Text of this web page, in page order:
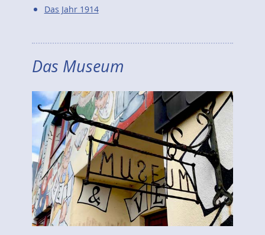
Das Jahr 1914
Das Museum